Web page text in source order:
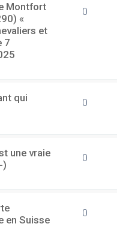
Montfort
«
et
7
0
qui
0
une vraie
)
0
en Suisse
0